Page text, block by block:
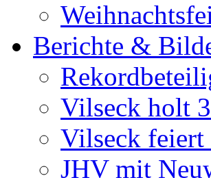
Berichte &
Vilseck holt
Vilseck
JHV mit